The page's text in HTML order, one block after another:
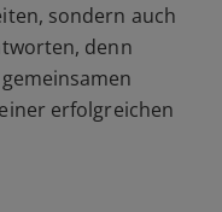
sondern auch
denn
erfolgreichen